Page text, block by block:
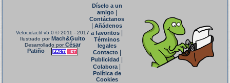
Velocidactil v5.0 © 2011 - 2017
Ilustrado porMach&Guito
Desarrollado porCésar
Patiño
Díselo a un
amigo|
Contáctanos
Añádenos
a favoritos
Términos
legales
Contacto|
Publicidad
Colabora|
Política de
Cookies